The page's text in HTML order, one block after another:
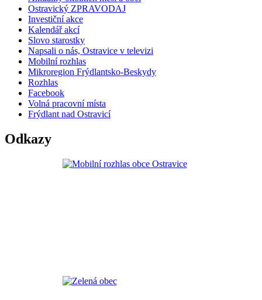
Ostravický ZPRAVODAJ
Investiční akce
Kalendář akcí
Slovo starostky
Napsali o nás, Ostravice v televizi
Mobilní rozhlas
Mikroregion Frýdlantsko-Beskydy
Rozhlas
Facebook
Volná pracovní místa
Frýdlant nad Ostravicí
Odkazy